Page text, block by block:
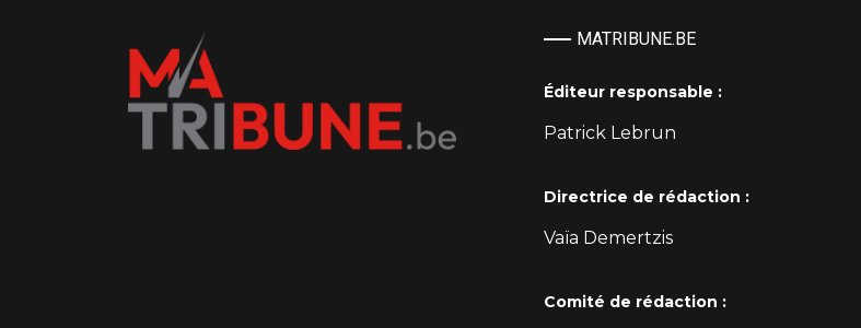
MATRIBUNE.BE
Éditeur responsable :
Patrick Lebrun
Directrice de rédaction :
Vaïa Demertzis
Comité de rédaction :